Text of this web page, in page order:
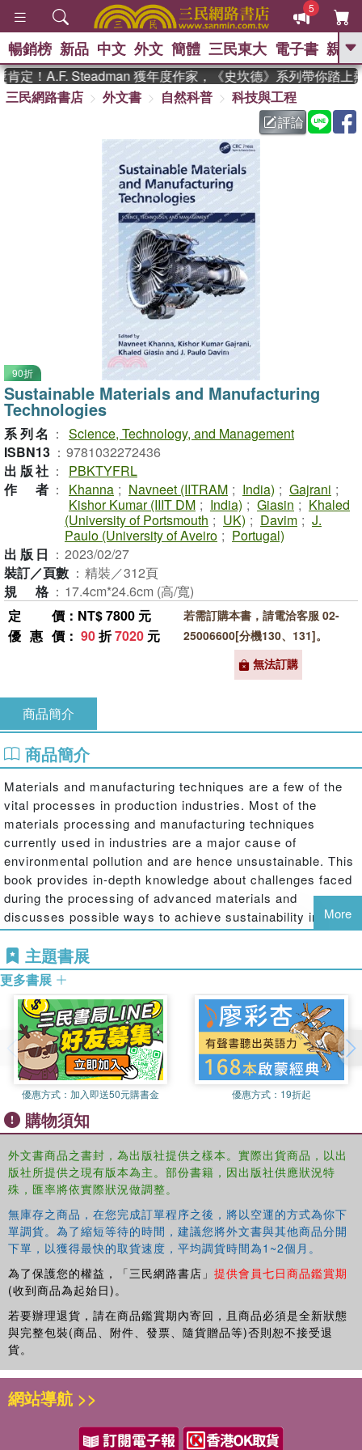
5
GO
熱搜： 東野圭吾 、 高希均教授回憶錄
父親節 、 如果歷
暑期推薦 、 國際布克
獎 臺灣漫遊錄 、 方念華
登輝時代 、 數學女孩：黎曼猜想
偉大的迷走神經
暢銷榜 新品 中文 外文 簡體 三民東大 電子書 親子
定！A.F. Steadman 獲年度作家，《史坎德》系列帶你踏上熱
三民網路書店
外文書 自然科普
科技與工程
評論
90折
Sustainable Materials and Manufacturing
Technologies
系列名 ： Science, Technology, and Management
ISBN13 ： 9781032272436
出版社 ：
PBKTYFRL
作者 ： Khanna ; Navneet (IITRAM ; India) ; Gajrani ;
Kishor Kumar (IIIT DM ; India) ; Giasin ; Khaled
(University of Portsmouth ; UK) ; Davim ; J.
Paulo (University of Aveiro ; Portugal)
出版日 ： 2023/02/27
裝訂／頁數 ： 精裝／312頁
規格 ： 17.4cm*24.6cm (高/寬)
定價 ：NT$ 7800 元
優惠價 ： 90折7020 元
若需訂購本書，請電洽客服 02-
25006600[分機130、131]。
無法訂購
商品簡介
商品簡介
Materials and manufacturing techniques are a few of the
vital processes in production industries. Most of the
materials processing and manufacturing techniques
currently used in industries are a major cause of
environmental pollution and are hence unsustainable. This
book provides in-depth knowledge about challenges faced
during the processing of advanced materials and
discusses possible ways to achieve sustainability in
manufacturing.
This book:
Covers advances in cryogenic machining, optimization, and
economical and energy assessment of machining
Provides case studies and numerical design with analysis using
computational fluid dynamics of minimum quantity lubrication mist
droplets
Reviews metalworking fluids, laser micro-texturing, materials and
manufacturing in sustainability, biofuels additives, nano-materials,
and additive manufacturing of waste plastic
Explores the use of artificial intelligence and machine learning-
based manufacturing techniques; and
Covers the latest challenges and future trends in sustainable
manufacturing
Sustainable Materials and Manufacturing Technologiesis
primarily written for senior undergraduate and graduate
students, as well as researchers in mechanical,
manufacturing, industrial, and production engineering, and
material science.
More
主題書展
更多書展
優惠方式： 加入即送50元購書金 優惠方式： 19折起
購物須知
外文書商品之書封，為出版社提供之樣本。實際出貨商品，以出
版社所提供之現有版本為主。部份書籍，因出版社供應狀況特
殊，匯率將依實際狀況做調整。
無庫存之商品，在您完成訂單程序之後，將以空運的方式為你下
單調貨。為了縮短等待的時間，建議您將外文書與其他商品分開
下單，以獲得最快的取貨速度，平均調貨時間為1~2個月。
為了保護您的權益，「三民網路書店」 提供會員七日商品鑑賞期
(收到商品為起始日)。
若要辦理退貨，請在商品鑑賞期內寄回，且商品必須是全新狀態
與完整包裝(商品、附件、發票、隨貨贈品等)否則恕不接受退
貨。
網站導航 >>